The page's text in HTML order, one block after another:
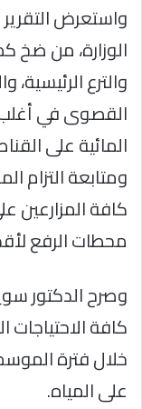
واستعرض التقرير
الوزارة، من ضخ
والترع
القصوى في أغلب
المائية على
ومتابعة التزام
كافة
محطات الرفع
وصرح الدكتور
كافة الاحتياجات
خلال فترة
على المياه.